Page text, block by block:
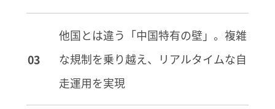
他国とは違う「中国特有の壁」。複雑
な規制を乗り越え、リアルタイムな自
走運用を実現